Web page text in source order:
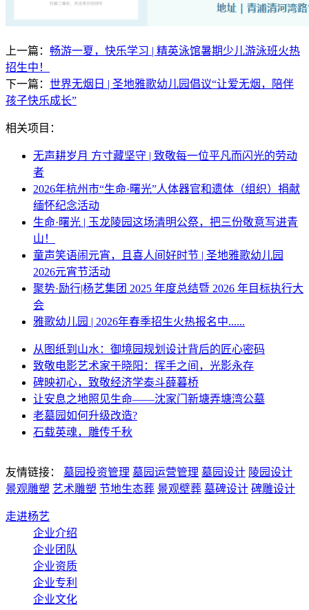
上一篇： 畅游一夏，快乐学习 | 精英泳馆暑期少儿游泳班火热
招生中！
下一篇： 世界无烟日 | 圣地雅歌幼儿园倡议“让爱无烟，陪伴
孩子快乐成长”
相关项目：
无声耕岁月 方寸藏坚守 | 致敬每一位平凡而闪光的劳动
者
2026年杭州市“生命·曙光”人体器官和遗体（组织）捐献
缅怀纪念活动
生命·曙光 | 玉龙陵园这场清明公祭，把三份敬意写进青
山！
童声笑语闹元宵，且喜人间好时节 | 圣地雅歌幼儿园
2026元宵节活动
聚势·励行|杨艺集团 2025 年度总结暨 2026 年目标执行大
会
雅歌幼儿园 | 2026年春季招生火热报名中......
从图纸到山水：御境园规划设计背后的匠心密码
致敬电影艺术家于晓阳：挥手之间，光影永存
碑映初心，致敬经济学泰斗薛暮桥
让安息之地照见生命——沈家门新塘弄塘湾公墓
老墓园如何升级改造?
石载英魂，雕传千秋
友情链接： 墓园投资管理 墓园运营管理 墓园设计 陵园设计
景观雕塑 艺术雕塑 节地生态葬 景观壁葬 墓碑设计 碑雕设计
走进杨艺
企业介绍
企业团队
企业资质
企业专利
企业文化